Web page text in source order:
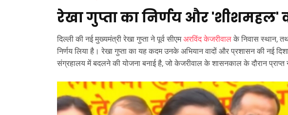
रेखा गुप्ता का निर्णय और 'शीशमहल'
दिल्ली की नई मुख्यमंत्री रेखा गुप्ता ने पूर्व सीएमअरविंद केजरीवाल के निवास स्थान,
निर्णय लिया है। रेखा गुप्ता का यह कदम उनके अभियान वादों और प्रशासन की नई
संग्रहालय में बदलने की योजना बनाई है, जो केजरीवाल के शासनकाल के दौरान प्राप्त